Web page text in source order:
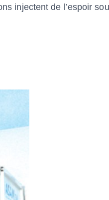
injectent de l’espoir